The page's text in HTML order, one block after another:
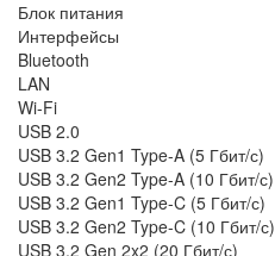
Блок питания
Интерфейсы
Bluetooth
LAN
Wi-Fi
USB 2.0
USB 3.2 Gen1 Type-A (5 Гбит/с)
USB 3.2 Gen2 Type-A (10 Гбит/с)
USB 3.2 Gen1 Type-C (5 Гбит/с)
USB 3.2 Gen2 Type-C (10 Гбит/с)
USB 3.2 Gen 2x2 (20 Гбит/с)